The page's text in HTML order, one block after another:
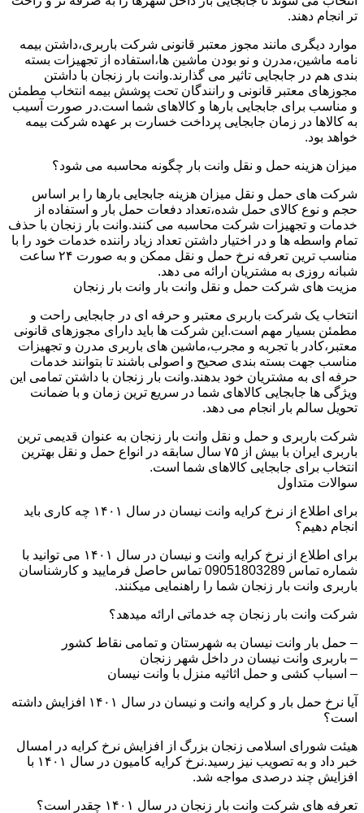
تر انجام دهند.
موارد دیگری مانند مجوز معتبر قانونی شرکت باربری،داشتن بیمه
نامه ماشین،مدرن و نو بودن ماشین ها،استفاده از تجهیزات بسته
بندی هم در جابجایی تاثیر می گذارند.وانت بار زنجان با داشتن
مجوزهای معتبر قانونی و رانندگان تحت پوشش بیمه انتخاب مطمئن
و مناسب برای جابجایی بارها و کالاهای شما است.در صورت آسیب
به کالاها در زمان جابجایی پرداخت خسارت بر عهده شرکت بیمه
خواهد بود.
میزان هزینه حمل و نقل وانت بار چگونه محاسبه می شود؟
شرکت های حمل و نقل میزان هزینه جابجایی بارها را بر اساس
حجم و نوع کالای حمل شده،تعداد دفعات حمل بار و استفاده از
خدمات و تجهیزات شرکت محاسبه می کنند.وانت بار زنجان با حذف
تمام واسطه ها و در اختیار داشتن تعداد زیاد راننده خدمات خود را با
مناسب ترین تعرفه نرخ حمل و نقل ممکن و به صورت ۲۴ ساعت
شبانه روزی به مشتریان ارائه می دهد.
مزیت های شرکت حمل و نقل وانت بار وانت بار زنجان
انتخاب یک شرکت باربری معتبر و حرفه ای در جابجایی راحت و
مطمئن بسیار مهم است.این شرکت ها باید دارای مجوزهای قانونی
معتبر،کادر با تجربه و مجرب،ماشین های باربری مدرن و تجهیزات
مناسب جهت بسته بندی صحیح و اصولی باشند تا بتوانند خدمات
حرفه ای به مشتریان خود بدهند.وانت بار زنجان با داشتن تمامی این
ویژگی ها جابجایی کالاهای شما در سریع ترین زمان و با ضمانت
تحویل سالم بار انجام می دهد.
شرکت باربری و حمل و نقل وانت بار زنجان به عنوان قدیمی ترین
باربری ایران با بیش از ۷۵ سال سابقه در انواع حمل و نقل بهترین
انتخاب برای جابجایی کالاهای شما است.
سوالات متداول
برای اطلاع از نرخ کرایه وانت نیسان در سال ۱۴۰۱ چه کاری باید
انجام دهیم؟
برای اطلاع از نرخ کرایه وانت و نیسان در سال ۱۴۰۱ می توانید با
شماره تماس 09051803289 تماس حاصل فرمایید و کارشناسان
باربری وانت بار زنجان شما را راهنمایی میکنند.
شرکت وانت بار زنجان چه خدماتی ارائه میدهد؟
– حمل بار وانت نیسان به شهرستان و تمامی نقاط کشور
– باربری وانت نیسان در داخل شهر زنجان
– اسباب کشی و حمل اثاثیه منزل با وانت نیسان
آیا نرخ حمل بار و کرایه وانت و نیسان در سال ۱۴۰۱ افزایش داشته
است؟
هیئت شورای اسلامی زنجان بزرگ از افزایش نرخ کرایه در امسال
خبر داد و به تصویب نیز رسید.نرخ کرایه کامیون در سال ۱۴۰۱ با
افزایش چند درصدی مواجه شد.
تعرفه های شرکت وانت بار زنجان در سال ۱۴۰۱ چقدر است؟